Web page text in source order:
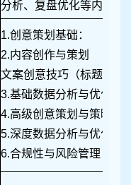
分析、复盘优化等内容。
1.创意策划基础：
2.内容创作与策划
文案创意技巧（标题、正
3.基础数据分析与优化
4.高级创意策划与策略
5.深度数据分析与优化
6.合规性与风险管理